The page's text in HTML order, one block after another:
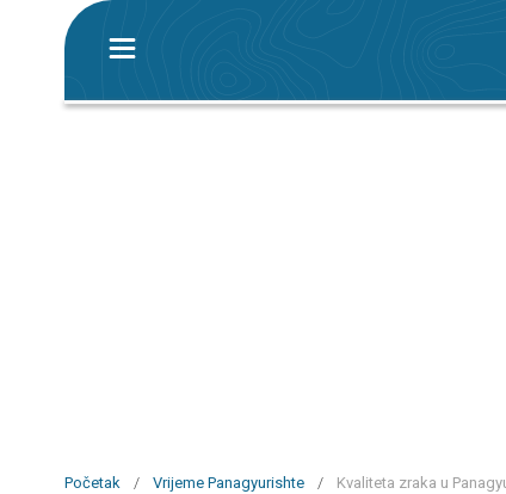
Početak / Vrijeme Panagyurishte / Kvaliteta zraka u